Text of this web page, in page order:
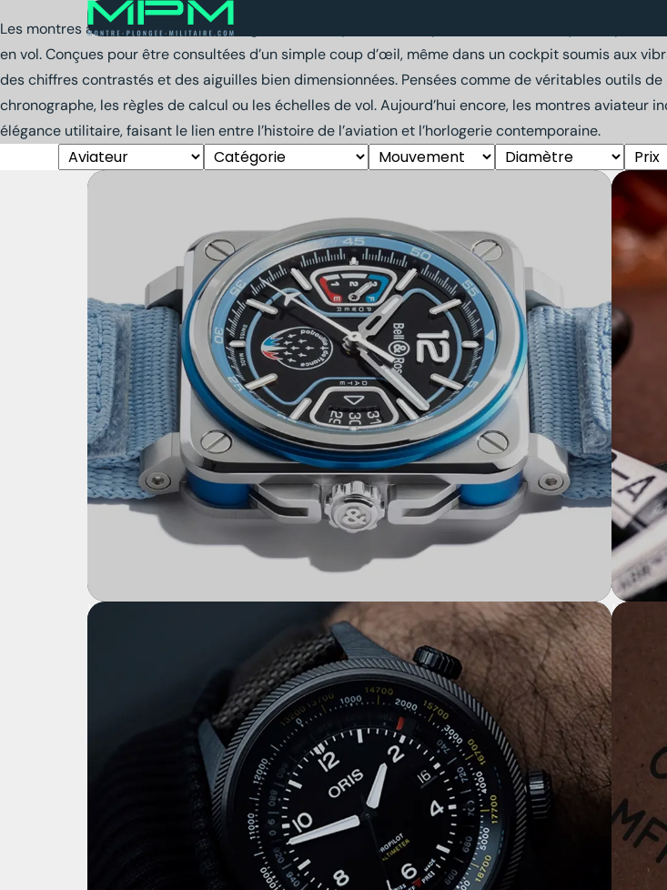
Les montres aviateur trouvent leur origine dans les premiers temps de l’aviation, lorsque les
en vol. Conçues pour être consultées d’un simple coup d’œil, même dans un cockpit soumis aux
des chiffres contrastés et des aiguilles bien dimensionnées. Pensées comme de véritables outils
chronographe, les règles de calcul ou les échelles de vol. Aujourd’hui encore, les montres
élégance utilitaire, faisant le lien entre l’histoire de l’aviation et l’horlogerie contemporaine.
L’élite aérienne au poignet
BELL & ROSS BR-X3 PATROUILLE DE FRANCE
Le